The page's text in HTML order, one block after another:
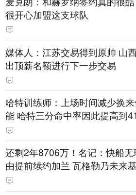
很开心加盟这支球队
媒体人：江苏交易得到原帅 山
出顶薪名额进行下一步交易
哈特训练师：上场时间减少换
能 哈特三分命中率因此提高到
还剩2年8706万！名记：快船无
由提前续约加兰 瓦格勒乃未来